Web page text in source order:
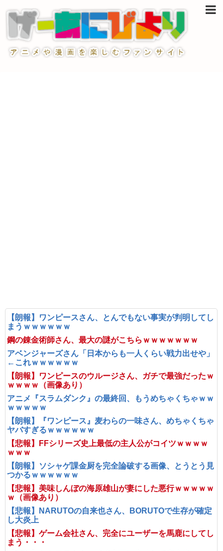
【朗報】ワンピースさん、とんでもない事実が判明してし
まうｗｗｗｗｗｗ
鋼の錬金術師さん、最大の謎がこちらｗｗｗｗｗｗｗ
アベンジャーズさん「日本からも一人くらい戦力出せや」
←これｗｗｗｗｗｗ
【朗報】ワンピースのウルージさん、ガチで最強だったｗ
ｗｗｗｗ（画像あり）
アニメ『スラムダンク』の最終回、もうめちゃくちゃｗｗ
ｗｗｗｗｗ
【朗報】『ワンピース』麦わらの一味さん、めちゃくちゃ
ヤバすぎるｗｗｗｗｗｗ
【悲報】FFシリーズ史上最低の主人公がコイツｗｗｗｗ
ｗｗｗ
【朗報】ソシャゲ課金厨を完全論破する画像、とうとう見
つかるｗｗｗｗｗｗ
【悲報】美味しんぼの海原雄山が妻にした悪行ｗｗｗｗｗ
ｗ（画像あり）
【悲報】NARUTOの自来也さん、BORUTOで生存が確定
し大炎上
【悲報】ゲーム会社さん、完全にユーザーを馬鹿にしてし
まう・・・